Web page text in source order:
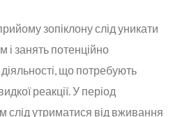
зопіклону слід уникати
і занять потенційно
що потребують
реакції. У період
слід утриматися від вживання